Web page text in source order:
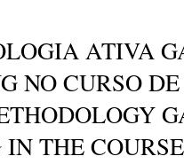
ATIVA
NO CURSO
THE